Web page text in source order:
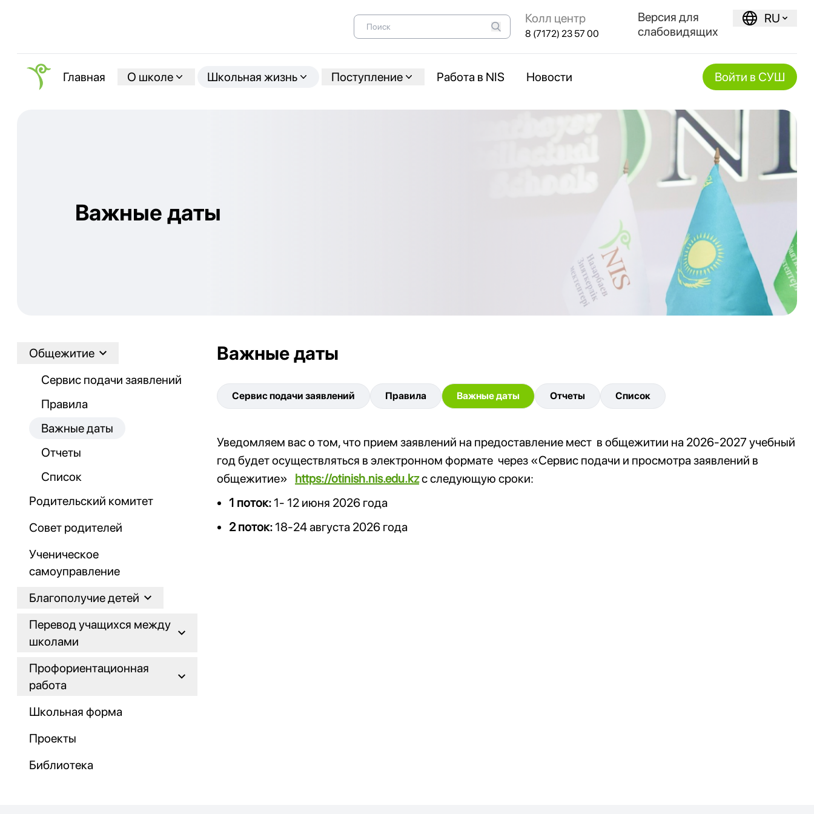
Колл центр
8 (7172) 23 57 00
Версия для
слабовидящих
RU
Главная О школе Школьная жизнь Поступление Работа в NIS Новости Войти в СУШ
Важные даты
Общежитие
Сервис подачи заявлений
Правила
Важные даты
Отчеты
Список
Родительский комитет
Совет родителей
Ученическое
самоуправление
Благополучие детей
Перевод учащихся между
школами
Профориентационная
работа
Школьная форма
Проекты
Библиотека
Важные даты
Сервис подачи заявлений Правила Важные даты Отчеты Список
Уведомляем вас о том, что прием заявлений на предоставление мест в общежитии на 2026-2027 учебный
год будет осуществляться в электронном формате через «Сервис подачи и просмотра заявлений в
общежитие» https://otinish.nis.edu.kzс следующую сроки:
1 поток: 1- 12 июня 2026 года
2 поток: 18-24 августа 2026 года